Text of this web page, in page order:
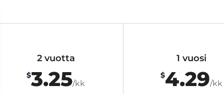
2 vuotta
$3.25/kk
1 vuosi
$4.29/kk